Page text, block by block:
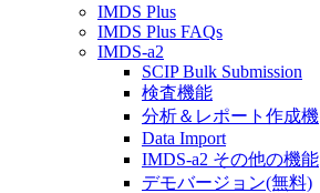
IMDS Plus
IMDS Plus FAQs
IMDS-a2
SCIP Bulk Submission
検査機能
分析＆レポート作成機
Data Import
IMDS-a2 その他の機能
デモバージョン(無料)